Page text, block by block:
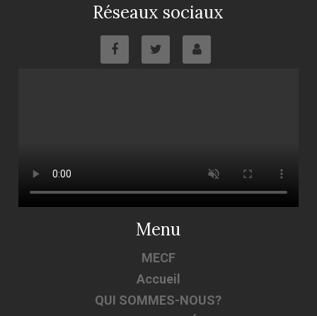
Réseaux sociaux
Menu
MECF
Accueil
QUI SOMMES-NOUS?